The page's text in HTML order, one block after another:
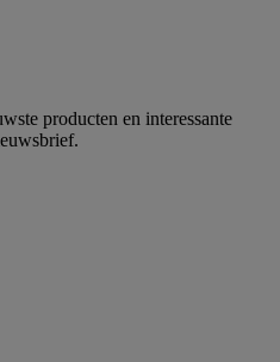
producten en interessante